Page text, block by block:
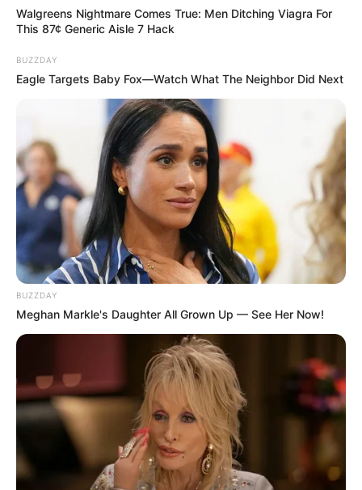
Walgreens Nightmare Comes True: Men Ditching Viagra For
This 87¢ Generic Aisle 7 Hack
BUZZDAY
Eagle Targets Baby Fox—Watch What The Neighbor Did Next
BUZZDAY
Meghan Markle's Daughter All Grown Up — See Her Now!